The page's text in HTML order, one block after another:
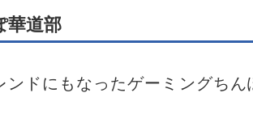
華道部
ドにもなったゲーミングちん